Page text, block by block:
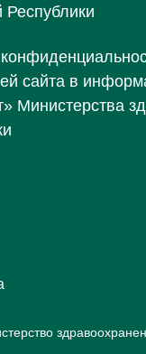
Республики
сайта в
Министерства